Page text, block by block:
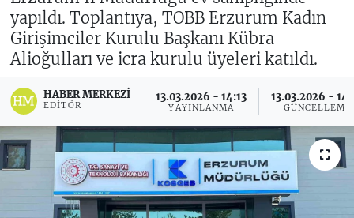
yapıldı. Toplantıya, TOBB Erzurum Kadın
Girişimciler Kurulu Başkanı Kübra
Alioğulları ve icra kurulu üyeleri katıldı.
HABER MERKEZI
EDITÖR
13.03.2026 - 14:13
YAYINLANMA
13.03.2026 -
GÜNCELLEME